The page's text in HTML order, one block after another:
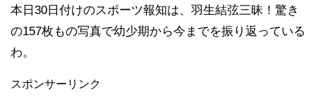
本日30日付けのスポーツ報知は、羽生結弦三昧！驚き
の157枚もの写真で幼少期から今までを振り返っている
わ。
スポンサーリンク